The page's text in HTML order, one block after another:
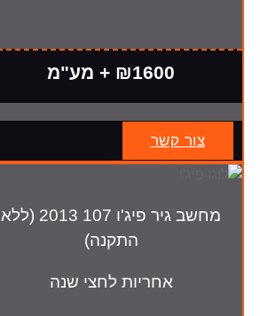
₪1600 + מע"מ
צור קשר
מחשב גיר פיג'ו 107 2013 (ללא
התקנה)
אחריות לחצי שנה